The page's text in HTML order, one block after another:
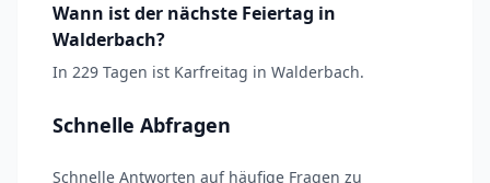
Wann ist der nächste Feiertag in
Walderbach?
In 229 Tagen ist Karfreitag in Walderbach.
Schnelle Abfragen
Schnelle Antworten auf häufige Fragen zu